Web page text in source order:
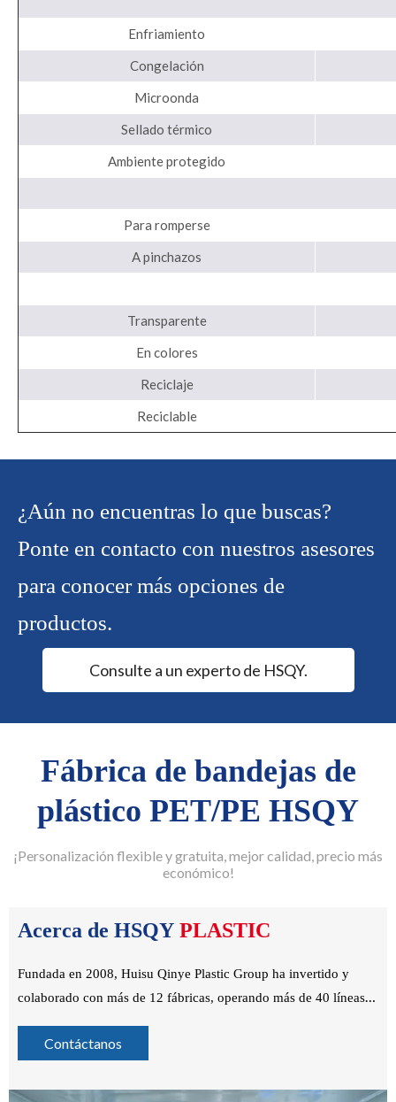
Enfriamiento
Congelación
Microonda
Sellado térmico
Ambiente protegido
Para romperse
A pinchazos
Transparente
En colores
Reciclaje
Reciclable
¿Aún no encuentras lo que buscas?
Ponte en contacto con nuestros asesores
para conocer más opciones de
productos.
Consulte a un experto de HSQY.
Fábrica de bandejas de
plástico PET/PE HSQY
¡Personalización flexible y gratuita, mejor calidad, precio más
económico!
Acerca de HSQY PLASTIC
Fundada en 2008, Huisu Qinye Plastic Group ha invertido y
colaborado con más de 12 fábricas, operando más de 40 líneas
de alimentos con una nueva fábrica. Nuestros principales
para alimentos, películas de sellado y maquinaria relacionada.
Contáctanos